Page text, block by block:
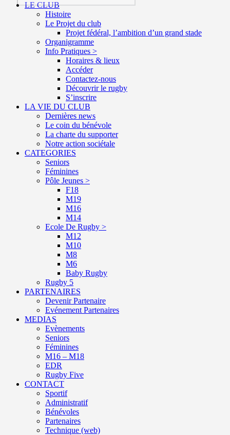
LE CLUB
Histoire
Le Projet du club
Projet fédéral, l’ambition d’un grand stade
Organigramme
Info Pratiques >
Horaires & lieux
Accéder
Contactez-nous
Découvrir le rugby
S’inscrire
LA VIE DU CLUB
Dernières news
Le coin du bénévole
La charte du supporter
Notre action sociétale
CATEGORIES
Seniors
Féminines
Pôle Jeunes >
F18
M19
M16
M14
Ecole De Rugby >
M12
M10
M8
M6
Baby Rugby
Rugby 5
PARTENAIRES
Devenir Partenaire
Evénement Partenaires
MEDIAS
Evènements
Seniors
Féminines
M16 – M18
EDR
Rugby Five
CONTACT
Sportif
Administratif
Bénévoles
Partenaires
Technique (web)